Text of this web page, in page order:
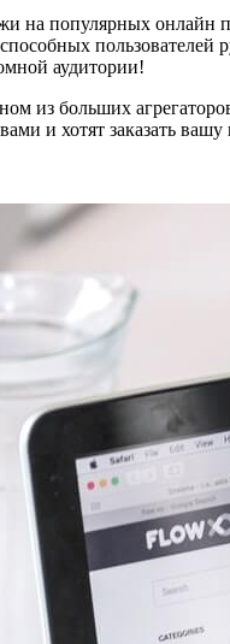
на популярных онлайн
пользователей
аудитории!
из больших
и хотят заказать